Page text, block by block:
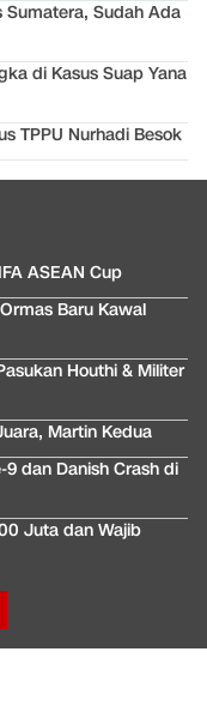
Sumatera, Sudah Ada
di Kasus Suap Yana
TPPU Nurhadi Besok
ASEAN Cup
Baru Kawal
Houthi & Militer
Martin Kedua
9 dan Danish Crash di
Juta dan Wajib